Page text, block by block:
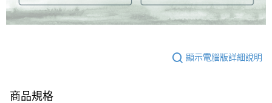
顯示電腦版詳細說明
商品規格